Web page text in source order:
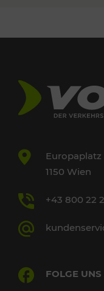
Europaplatz
1150 Wien
+43 800 22
FOLGE